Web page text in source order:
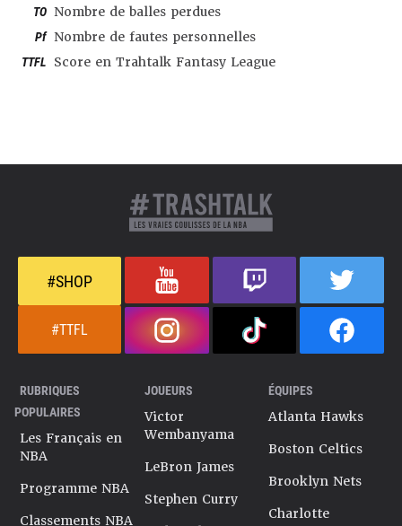
TO Nombre de balles perdues
Pf Nombre de fautes personnelles
TTFL Score en Trahtalk Fantasy League
#SHOP
#TTFL
RUBRIQUES
POPULAIRES
Les Français en
NBA
Programme NBA
Classements NBA
JOUEURS
Victor
Wembanyama
LeBron James
Stephen Curry
ÉQUIPES
Atlanta Hawks
Boston Celtics
Brooklyn Nets
Charlotte